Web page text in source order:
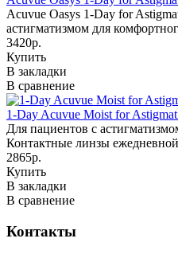
Acuvue Oasys 1-Day for
астигматизмом для
3420р.
Купить
В закладки
В сравнение
1-Day Acuvue Moist for
Для пациентов с
Контактные линзы
2865р.
Купить
В закладки
В сравнение
Контакты